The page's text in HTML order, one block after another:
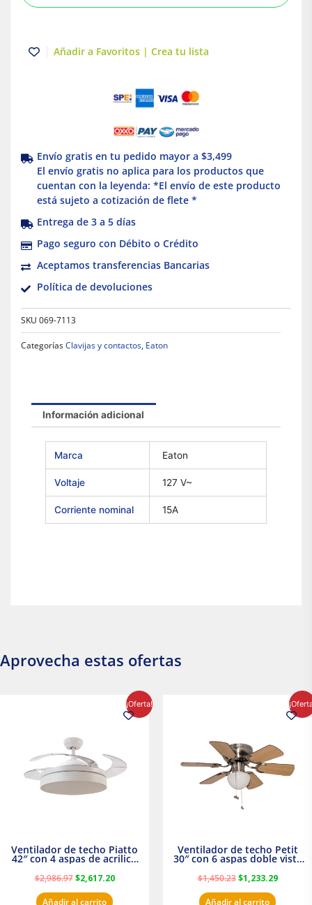
cantidad
Añadir a Favoritos | Crea tu lista
Envío gratis en tu pedido mayor a $3,499
El envío gratis no aplica para los productos que
cuentan con la leyenda: *El envío de este producto
está sujeto a cotización de flete *
Entrega de 3 a 5 días
Pago seguro con Débito o Crédito
Aceptamos transferencias Bancarias
Política de devoluciones
SKU 069-7113
CategoríasClavijas y contactos, Eaton
Información adicional
Marca Eaton
Voltaje 127 V~
Corriente nominal 15A
Aprovecha estas ofertas
¡Oferta!
Ventilador de techo Piatto
42″ con 4 aspas de acrilico
transparente
$2,986.97
$2,986.97.
$2,617.20
precio
actual
Añadir al carrito
Ventilador de techo Petit
30″ con 6 aspas doble vista
Satinado Masterfan
$1,450.23
$1,450.23.
$1,233.29
precio
actual
Añadir al carrito